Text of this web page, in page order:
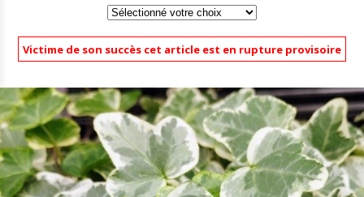
Victime de son succès cet article est en rupture provisoire